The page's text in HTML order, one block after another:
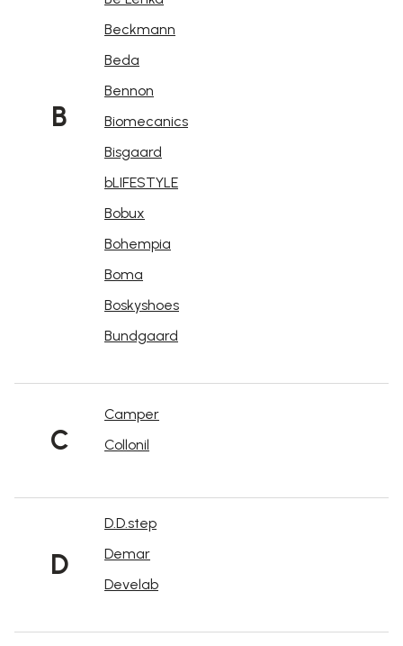
B
Beckmann
Beda
Bennon
Biomecanics
Bisgaard
bLIFESTYLE
Bobux
Bohempia
Boma
Boskyshoes
Bundgaard
C
Camper
Collonil
D
D.D.step
Demar
Develab